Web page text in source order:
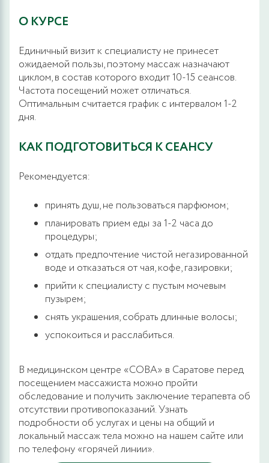
О КУРСЕ
Единичный визит к специалисту не принесет
ожидаемой пользы, поэтому массаж назначают
циклом, в состав которого входит 10-15 сеансов.
Частота посещений может отличаться.
Оптимальным считается график с интервалом 1-2
дня.
КАК ПОДГОТОВИТЬСЯ К СЕАНСУ
Рекомендуется:
принять душ, не пользоваться парфюмом;
планировать прием еды за 1-2 часа до
процедуры;
отдать предпочтение чистой негазированной
воде и отказаться от чая, кофе, газировки;
прийти к специалисту с пустым мочевым
пузырем;
снять украшения, собрать длинные волосы;
успокоиться и расслабиться.
В медицинском центре «СОВА» в Саратове перед
посещением массажиста можно пройти
обследование и получить заключение терапевта об
отсутствии противопоказаний. Узнать
подробности об услугах и цены на общий и
локальный массаж тела можно на нашем сайте или
по телефону «горячей линии».